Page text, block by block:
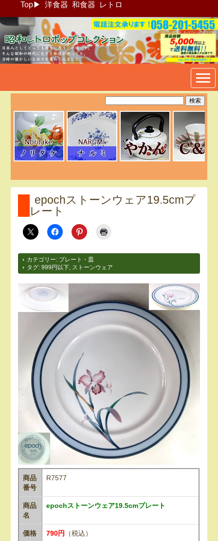
Top▶ 洋食器 和食器 レトロ
昭和レトロポップ食器生活雑
貨通販＠フリマート
epochストーンウェア19.5cmプ
レート
カテゴリー: プレート・皿
タグ:999円以下 ストーンウェア
商品
番号
R7577
商品
名
epochストーンウェア19.5cmプレート
価格 790円 （税込）